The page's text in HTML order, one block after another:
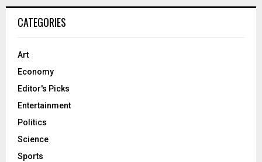
CATEGORIES
Art
Economy
Editor's Picks
Entertainment
Politics
Science
Sports